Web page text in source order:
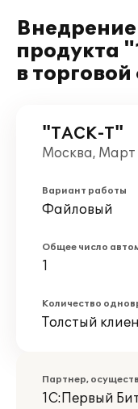
продукта
в
"ТАСК-Т"
Москва, Март
Вариант работы
Файловый
Общее число
1
Количество
Толстый
Партнер,
1С:Первый